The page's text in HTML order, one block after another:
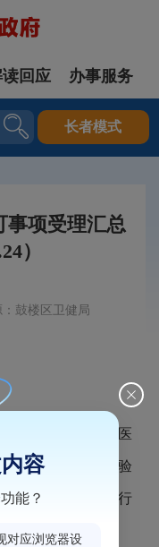
登录
回应 办事服务
长者模式
事项受理汇总
）
：鼓楼区卫健局
十五条的规定，医
停业、歇业和校验
到2026年3月24日行
容见附件。
容
能？
对应浏览器设